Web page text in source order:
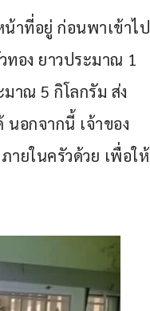
น้าที่อยู่ ก่อนพาเข้าไป
ทอง ยาวประมาณ 1
าณ 5 กิโลกรัม ส่ง
นอกจากนี้ เจ้าของ
ายในครัวด้วย เพื่อให้